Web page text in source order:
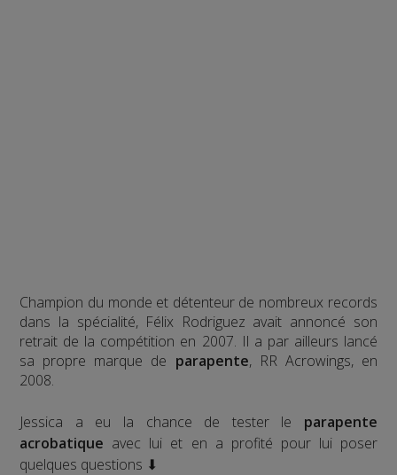
Champion du monde et détenteur de nombreux records
dans la spécialité, Félix Rodriguez avait annoncé son
retrait de la compétition en 2007. Il a par ailleurs lancé
sa propre marque de parapente, RR Acrowings, en
2008.
Jessica a eu la chance de tester le parapente
acrobatique avec lui et en a profité pour lui poser
quelques questions ⬇